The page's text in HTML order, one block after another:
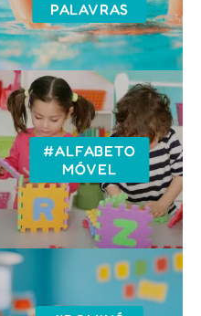
PALAVRAS
#ALFABETO
MÓVEL